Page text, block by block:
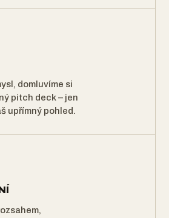
domluvíme si
pitch deck – jen
upřímný pohled.